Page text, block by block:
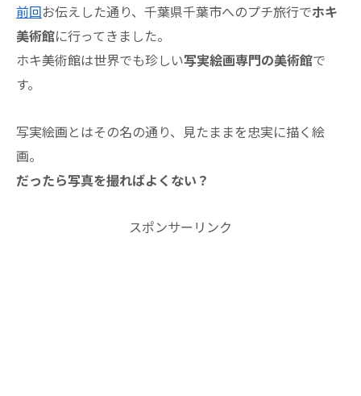
前回お伝えした通り、千葉県千葉市へのプチ旅行でホキ
美術館に行ってきました。
ホキ美術館は世界でも珍しい写実絵画専門の美術館で
す。
写実絵画とはその名の通り、見たままを忠実に描く絵
画。
だったら写真を撮ればよくない？
スポンサーリンク